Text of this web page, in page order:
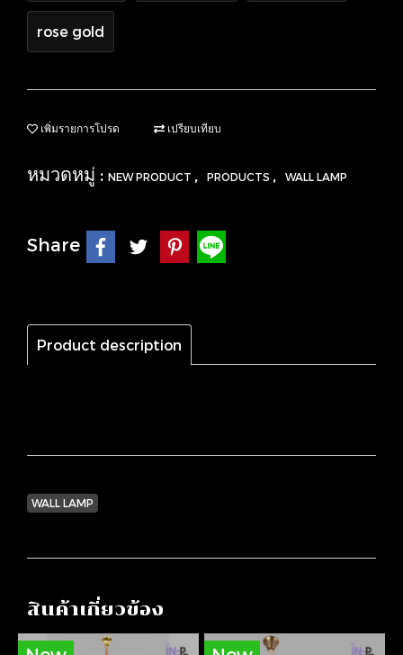
rose gold
เพิ่มรายการโปรด เปรียบเทียบ
หมวดหมู่ : NEW PRODUCT , PRODUCTS , WALL LAMP
Share
Product description
WALL LAMP
สินค้าเกี่ยวข้อง